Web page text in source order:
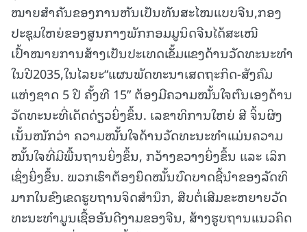
ໝາຍສໍາຄັນຂອງການຫັນເປັນທັນສະໄໝແບບຈີນ,ກອງ
ປະຊຸມໃຫຍ່ຂອງສູນກາງພັກກອມມູນິດຈີນໄດ້ສະເໜີ
ເປົ້າໝາຍການສ້າງເປັນປະເທດເຂັ້ມແຂງດ້ານວັດທະນະທໍາ
ໃນປີ2035,ໃນໄລຍະ“ແຜນພັດທະນາເສດຖະກິດ-ສັງຄົມ
ແຫ່ງຊາດ 5 ປີ ຄັ້ງທີ 15” ຕ້ອງມີຄວາມໝັ້ນໃຈຕົນເອງດ້ານ
ວັດທະນະທີ່ເດັດດ່ຽວຍິ່ງຂຶ້ນ. ເລຂາທິການໃຫຍ່ ສີ ຈິ້ນຜິງ
ເນັ້ນໜັກວ່າ ຄວາມໝັ້ນໃຈດ້ານວັດທະນະທໍາແມ່ນຄວາມ
ໝັ້ນໃຈທີ່ມີພື້ນຖານຍິ່ງຂຶ້ນ, ກວ້າງຂວາງຍິ່ງຂຶ້ນ ແລະ ເລິກ
ເຊິ່ງຍິ່ງຂຶ້ນ. ພວກເຮົາຕ້ອງຍຶດໝັ້ນບົດບາດຊີ້ນໍາຂອງລັດທິ
ມາກໃນຂົງເຂດຮູບຖານຈິດສໍານຶກ, ສືບຕໍ່ເສີມຂະຫຍາຍວັດ
ທະນະທໍາມູນເຊື້ອອັນດີງາມຂອງຈີນ, ສ້າງຮູບຖານແນວຄິດ